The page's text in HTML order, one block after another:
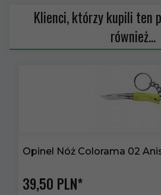
Klienci, którzy kupili ten
również...
Opinel Nóż Colorama 02
39,50 PLN*